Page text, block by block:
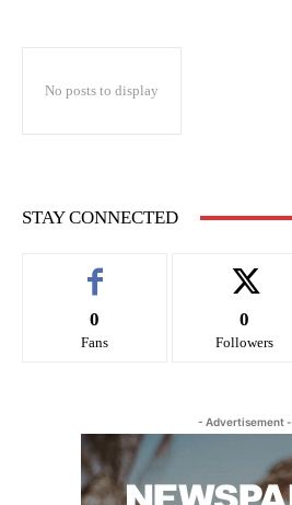
No posts to display
STAY CONNECTED
0
Fans
0
Followers
- Advertisement -